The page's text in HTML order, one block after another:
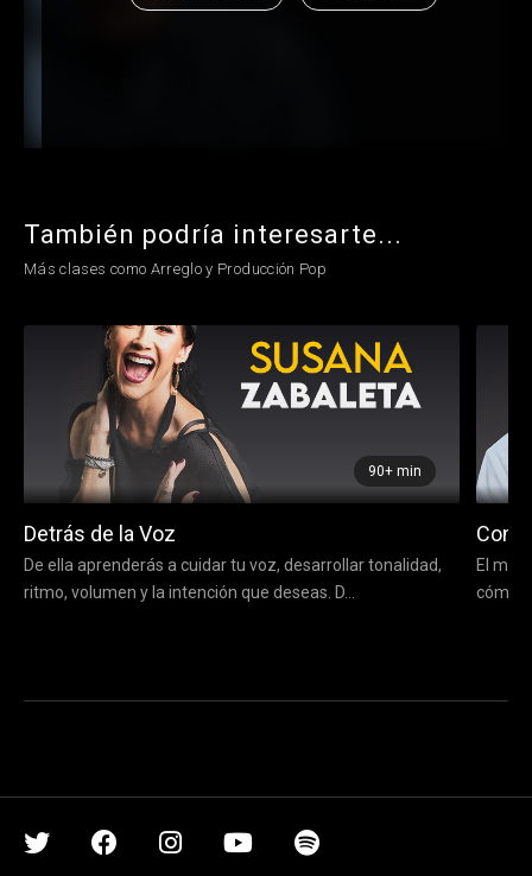
También podría interesarte...
Más clases como Arreglo y Producción Pop
90+ min
Detrás de la Voz
De ella aprenderás a cuidar tu voz, desarrollar tonalidad,
ritmo, volumen y la intención que deseas. D...
El
cómo